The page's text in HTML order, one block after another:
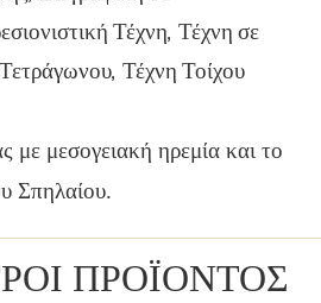
με μεσογειακή ηρεμία και το
Σπηλαίου.
ΠΡΟΪΌΝΤΟΣ